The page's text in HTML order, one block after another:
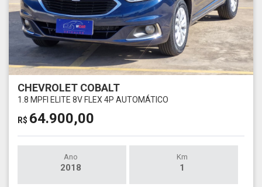
CHEVROLET COBALT
1.8 MPFI ELITE 8V FLEX 4P AUTOMÁTICO
R$ 64.900,00
Ano
2018
Km
1